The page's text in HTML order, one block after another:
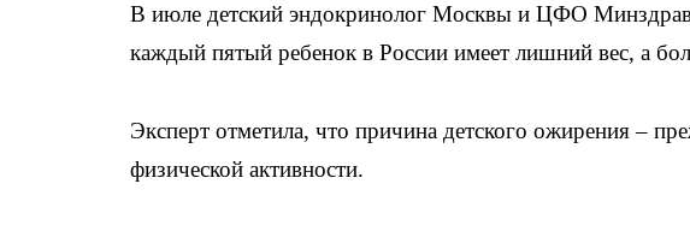
В июле детский эндокринолог Москвы и ЦФО
каждый пятый ребенок в России имеет лишний вес, а
Эксперт отметила, что причина детского ожирения –
физической активности.